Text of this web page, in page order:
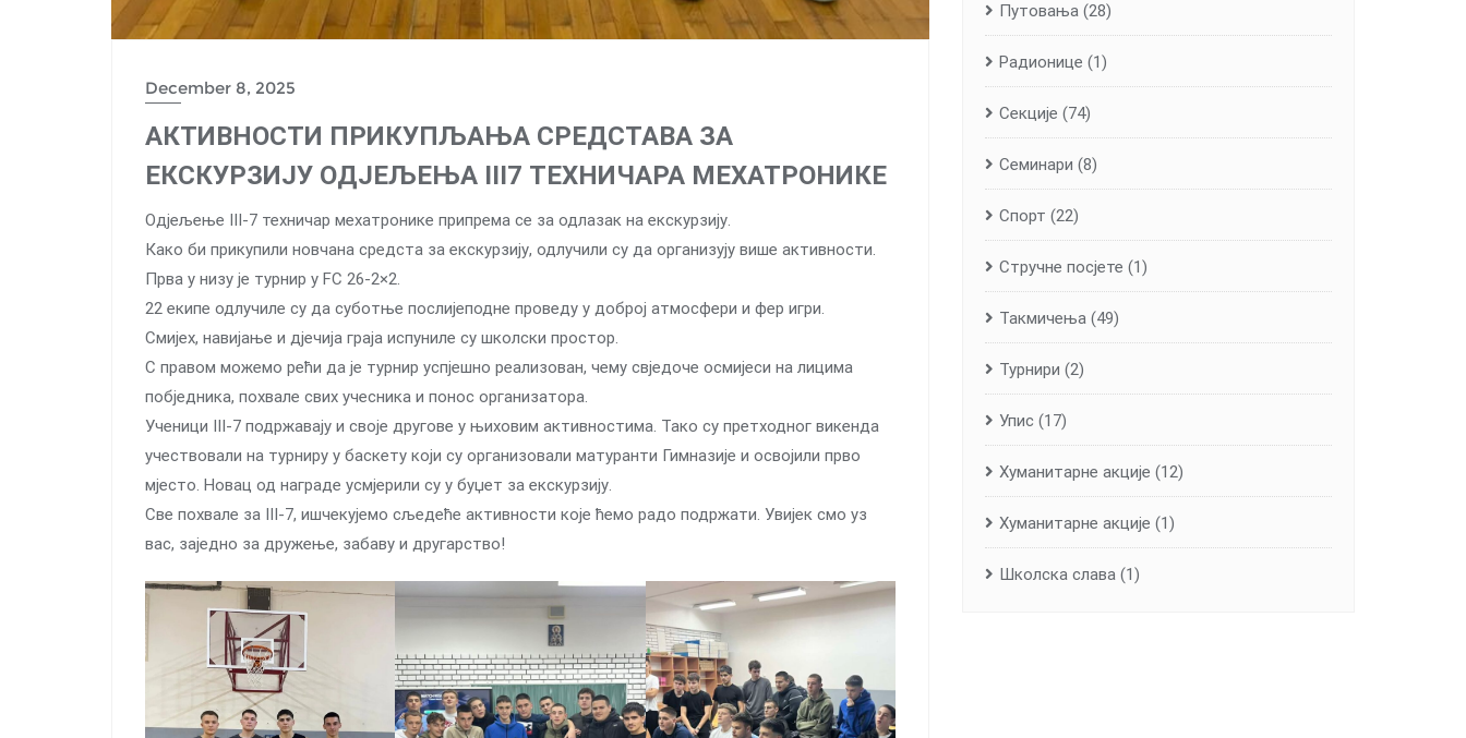
December 8, 2025
АКТИВНОСТИ ПРИКУПЉАЊА СРЕДСТАВА ЗА
ЕКСКУРЗИЈУ ОДЈЕЉЕЊА III7 ТЕХНИЧАРА МЕХАТРОНИКЕ
Одјељење III-7 техничар мехатронике припрема се за одлазак на екскурзију.
Како би прикупили новчана средста за екскурзију, одлучили су да организују више активности.
Прва у низу је турнир у FC 26-2×2.
22 екипе одлучиле су да суботње послијеподне проведу у доброј атмосфери и фер игри.
Смијех, навијање и дјечија граја испуниле су школски простор.
С правом можемо рећи да је турнир успјешно реализован, чему свједоче осмијеси на лицима
побједника, похвале свих учесника и понос организатора.
Ученици III-7 подржавају и своје другове у њиховим активностима. Тако су претходног викенда
учествовали на турниру у баскету који су организовали матуранти Гимназије и освојили прво
мјесто. Новац од награде усмјерили су у буџет за екскурзију.
Све похвале за III-7, ишчекујемо сљедеће активности које ћемо радо подржати. Увијек смо уз
вас, заједно за дружење, забаву и другарство!
Путовања (28)
Радионице (1)
Секције (74)
Семинари (8)
Спорт (22)
Стручне посјете (1)
Такмичења (49)
Турнири (2)
Упис (17)
Хуманитарне aкције (12)
Хуманитарне акције (1)
Школска слава (1)